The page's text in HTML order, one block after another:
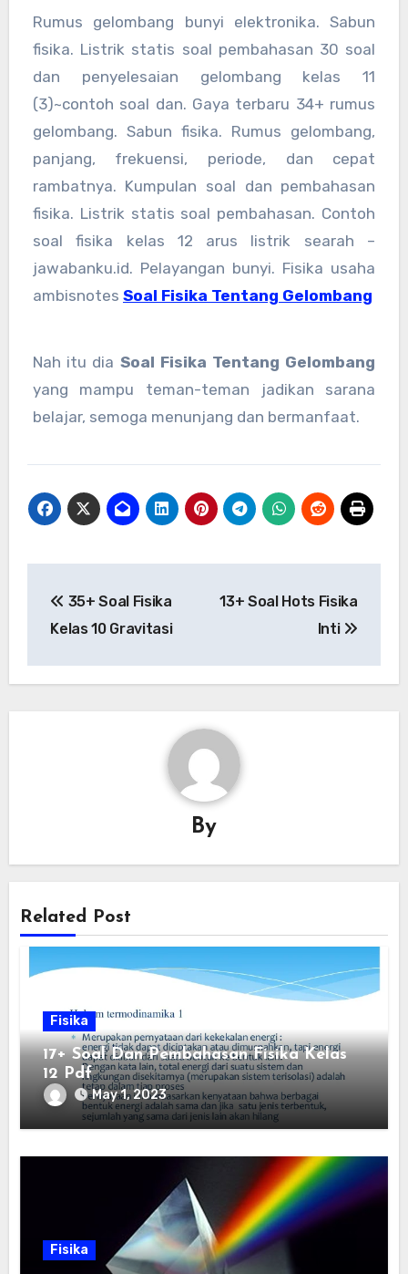
Rumus gelombang bunyi elektronika. Sabun
fisika. Listrik statis soal pembahasan 30 soal
dan penyelesaian gelombang kelas 11
(3)~contoh soal dan. Gaya terbaru 34+ rumus
gelombang. Sabun fisika. Rumus gelombang,
panjang, frekuensi, periode, dan cepat
rambatnya. Kumpulan soal dan pembahasan
fisika. Listrik statis soal pembahasan. Contoh
soal fisika kelas 12 arus listrik searah –
jawabanku.id. Pelayangan bunyi. Fisika usaha
ambisnotes Soal Fisika Tentang Gelombang
Nah itu dia Soal Fisika Tentang Gelombang
yang mampu teman-teman jadikan sarana
belajar, semoga menunjang dan bermanfaat.
navigation
35+ Soal Fisika
Kelas 10 Gravitasi
13+ Soal Hots Fisika
Inti
By
Related Post
Fisika
17+ Soal Dan Pembahasan Fisika Kelas
12 Pdf
May 1, 2023
Fisika